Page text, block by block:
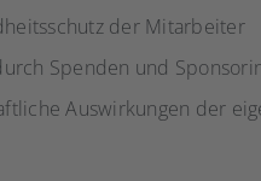
der Mitarbeiter
Spenden und
Auswirkungen der